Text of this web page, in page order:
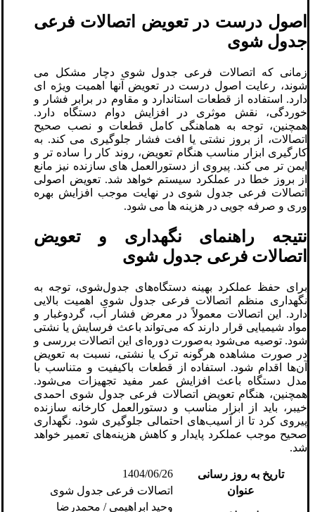
اصول درست در تعویض اتصالات فرعی
جدول شوی
زمانی که اتصالات فرعی جدول شوی دچار مشکل می
شوند، رعایت اصول درست در تعویض آنها اهمیت ویژه ای
دارد. استفاده از قطعات استاندارد و مقاوم در برابر فشار و
خوردگی، نقش موثری در افزایش دوام دستگاه دارد.
همچنین، توجه به هماهنگی کامل قطعات و نصب صحیح
اتصالات، از بروز نشتی یا افت فشار جلوگیری می کند. به
کارگیری ابزار مناسب هنگام تعویض، روند کار را ساده تر و
ایمن تر می کند. پیروی از دستورالعمل های سازنده نیز مانع
از بروز خطا در عملکرد سیستم خواهد شد. تعویض اصولی
اتصالات فرعی جدول شوی در نهایت موجب افزایش بهره
وری و صرفه جویی در هزینه ها می شود.
نتیجه راهنمای نگهداری و تعویض
اتصالات فرعی جدول شوی
برای حفظ عملکرد بهینه دستگاه‌های جدول‌شوی، توجه به
نگهداری منظم اتصالات فرعی جدول‌ شوی اهمیت بالایی
دارد. این اتصالات معمولاً در معرض فشار آب، گردوغبار و
مواد شیمیایی قرار دارند که می‌تواند باعث فرسایش یا نشتی
شود. توصیه می‌شود به‌صورت دوره‌ای این اتصالات بررسی و
در صورت مشاهده هرگونه ترک یا نشتی، نسبت به تعویض
آن‌ها اقدام شود. استفاده از قطعات باکیفیت و متناسب با
مدل دستگاه باعث افزایش عمر مفید تجهیزات می‌شود.
همچنین، هنگام تعویض اتصالات فرعی جدول‌ شوی احمدی
خیبر، باید از ابزار مناسب و دستورالعمل کارخانه سازنده
پیروی کرد تا از آسیب‌های احتمالی جلوگیری شود. نگهداری
صحیح موجب عملکرد پایدار و کاهش هزینه‌های تعمیر خواهد
شد.
تاریخ به روز رسانی
1404/06/26
عنوان
اتصالات فرعی جدول‌ شوی
وحید ابراهیمی / محمدرضا